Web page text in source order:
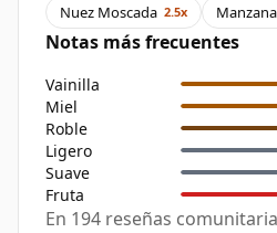
Nuez Moscada 2.5x Manzana
Notas más frecuentes
Vainilla
Miel
Roble
Ligero
Suave
Fruta
En 194 reseñas